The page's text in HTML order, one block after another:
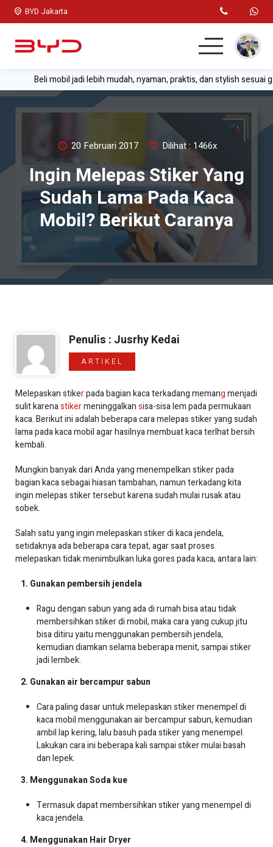
BYD Jakarta
Home
Mobil BYD
Test Drive
Simulasi Kredit
Lainnya
Kontak
Beli mobil jadi lebih mudah, nyaman, praktis, dan stylish sesuai
20 Februari 2017 Dilihat : 1466x
Ingin Melepas Stiker Yang
Sudah Lama Pada Kaca
Mobil? Berikut Caranya
Penulis : Jusrhy Kedai
ARTIKEL
Melepaskan stikerpada bagian kaca terkadang memangmenjadi
sulit karenastikermeninggalkansisa-sisa lem pada permukaan
kaca. Berikut ini adalah beberapa cara melepas stiker yang sudah
lama pada kaca mobil agar hasilnya membuat kaca terlhat bersih
kembali.
Mungkin banyak dari Anda yang menempelkan stiker pada
bagian kaca sebagai hiasan tambahan, namun terkadang kita
ingin melepas stiker tersebut karena sudah mulai rusak atau
sobek.
Salah satu yang ingin melepaskan stiker di kaca jendela,
setidaknya ada beberapa cara tepat, agar saat proses
melepaskan tidak menimbulkan luka gores pada kaca, antara lain:
1. Gunakan pembersih jendela
Ragu dengan sabun yang ada di rumah bisa atau tidak
membersihkan stiker di mobil, maka cara yang cukup jitu
bisa ditiru yaitu menggunakan pembersih jendela,
kemudian diamkan selama beberapa menit, sampai stiker
jadi lembek.
2. Gunakan air bercampur sabun
Cara paling dasar untuk melepaskan stiker menempel di
kaca mobil menggunakan air bercampur sabun, kemudian
ambil lap kering, lalu basuh pada stiker yang menempel.
Lakukan cara ini beberapa kali sampai stiker mulai basah
dan lepek.
3. Menggunakan Soda kue
Termasuk dapat membersihkan stiker yang menempel di
kaca jendela.
4. Menggunakan Hair Dryer